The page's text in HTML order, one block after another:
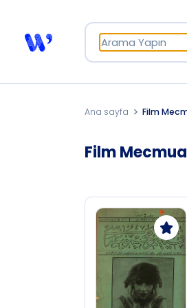
Ana sayfa Film
Film